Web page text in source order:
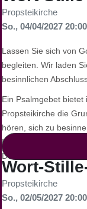
Lichtern.
Finden Sie Ruhe und
die kommende
Propsteikirche
So., 04/04/2027 20:00
Lassen Sie sich von
begleiten. Wir laden
besinnlichen
Ein Psalmgebet
Propsteikirche die
hören, sich zu
Ballhorn,
einen Abend voller
Lichtern.
Finden Sie Ruhe und
Wort-
Propsteikirche
So., 02/05/2027 20:00